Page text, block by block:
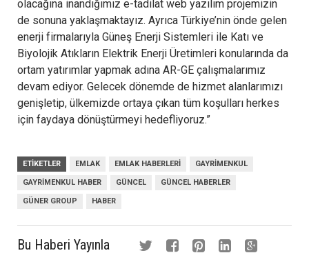
olacağına inandığımız e-tadilat web yazılım projemizin
de sonuna yaklaşmaktayız. Ayrıca Türkiye’nin önde gelen
enerji firmalarıyla Güneş Enerji Sistemleri ile Katı ve
Biyolojik Atıkların Elektrik Enerji Üretimleri konularında da
ortam yatırımlar yapmak adına AR-GE çalışmalarımız
devam ediyor. Gelecek dönemde de hizmet alanlarımızı
genişletip, ülkemizde ortaya çıkan tüm koşulları herkes
için faydaya dönüştürmeyi hedefliyoruz.”
ETIKETLER EMLAK EMLAK HABERLERI GAYRIMENKUL
GAYRIMENKUL HABER GÜNCEL GÜNCEL HABERLER
GÜNER GROUP HABER
Bu Haberi Yayınla